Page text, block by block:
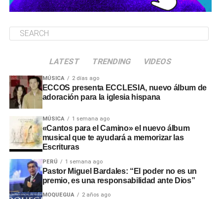
LATEST TRENDING VIDEOS
MÚSICA 2 días ago
ECCOS presenta ECCLESIA, nuevo álbum de
adoración para la iglesia hispana
MÚSICA 1 semana ago
«Cantos para el Camino» el nuevo álbum
musical que te ayudará a memorizar las
Escrituras
PERÚ 1 semana ago
Pastor Miguel Bardales: “El poder no es un
premio, es una responsabilidad ante Dios”
MOQUEGUA 2 años ago